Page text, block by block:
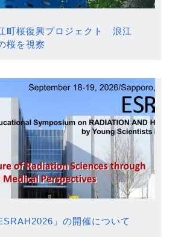
町桜復興プロジェクト 浪江
桜を視察
」の開催について